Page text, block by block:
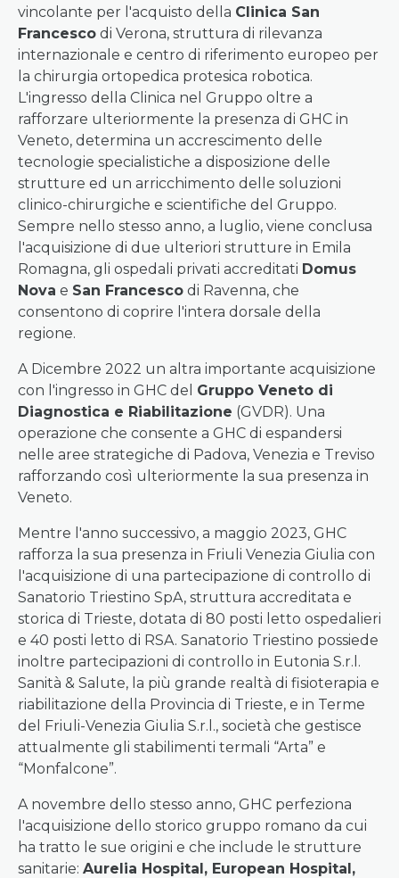
vincolante per l'acquisto della Clinica San
Francesco di Verona, struttura di rilevanza
internazionale e centro di riferimento europeo per
la chirurgia ortopedica protesica robotica.
L'ingresso della Clinica nel Gruppo oltre a
rafforzare ulteriormente la presenza di GHC in
Veneto, determina un accrescimento delle
tecnologie specialistiche a disposizione delle
strutture ed un arricchimento delle soluzioni
clinico-chirurgiche e scientifiche del Gruppo.
Sempre nello stesso anno, a luglio, viene conclusa
l'acquisizione di due ulteriori strutture in Emila
Romagna, gli ospedali privati accreditati Domus
Nova e San Francesco di Ravenna, che
consentono di coprire l'intera dorsale della
regione.
A Dicembre 2022 un altra importante acquisizione
con l'ingresso in GHC del Gruppo Veneto di
Diagnostica e Riabilitazione (GVDR). Una
operazione che consente a GHC di espandersi
nelle aree strategiche di Padova, Venezia e Treviso
rafforzando così ulteriormente la sua presenza in
Veneto.
Mentre l'anno successivo, a maggio 2023, GHC
rafforza la sua presenza in Friuli Venezia Giulia con
l'acquisizione di una partecipazione di controllo di
Sanatorio Triestino SpA, struttura accreditata e
storica di Trieste, dotata di 80 posti letto ospedalieri
e 40 posti letto di RSA. Sanatorio Triestino possiede
inoltre partecipazioni di controllo in Eutonia S.r.l.
Sanità & Salute, la più grande realtà di fisioterapia e
riabilitazione della Provincia di Trieste, e in Terme
del Friuli-Venezia Giulia S.r.l., società che gestisce
attualmente gli stabilimenti termali “Arta” e
“Monfalcone”.
A novembre dello stesso anno, GHC perfeziona
l'acquisizione dello storico gruppo romano da cui
ha tratto le sue origini e che include le strutture
sanitarie: Aurelia Hospital, European Hospital,